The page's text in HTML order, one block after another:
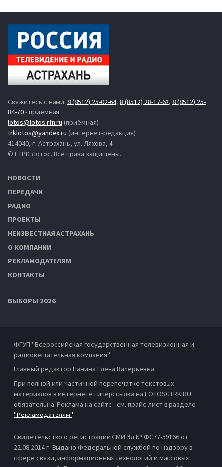
Свяжитесь с нами: 8 (8512) 25-02-64, 8 (8512) 28-17-62, 8 (8512) 25-
84-70- приёмная
lotos@lotos.rfn.ru (приёмная)
trklotos@yandex.ru (интернет-редакция)
414040, г. Астрахань, ул. Ляхова, 4
© ГТРК Лотос. Все права защищены.
НОВОСТИ
ПЕРЕДАЧИ
РАДИО
ПРОЕКТЫ
НЕИЗВЕСТНАЯ АСТРАХАНЬ
О КОМПАНИИ
РЕКЛАМОДАТЕЛЯМ
КОНТАКТЫ
ВЫБОРЫ 2026
ФГУП "Всероссийская государственная телевизионная и
радиовещательная компания"
Главный редактор Панина Елена Валерьевна.
При полной или частичной перепечатке текстовых
материалов в интернете гиперссылка на LOTOSGTRK.RU
обязательна. Реклама на сайте - см. прайс-лист в разделе
"Рекламодателям".
Свидетельство о регистрации СМИ Эл № ФС77-59166 от
22.08.2014 г. Выдано Федеральной службой по надзору в
сфере связи, информационных технологий и массовых